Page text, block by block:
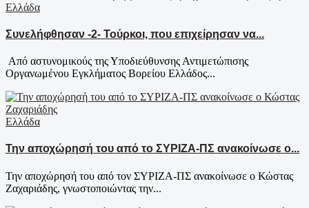
Ελλάδα
Συνελήφθησαν -2- Τούρκοι, που επιχείρησαν να...
Από αστυνομικούς της Υποδιεύθυνσης Αντιμετώπισης
Οργανωμένου Εγκλήματος Βορείου Ελλάδος...
Ελλάδα
Την αποχώρησή του από το ΣΥΡΙΖΑ-ΠΣ ανακοίνωσε ο...
Την αποχώρησή του από τον ΣΥΡΙΖΑ-ΠΣ ανακοίνωσε ο Κώστας
Ζαχαριάδης, γνωστοποιώντας την...